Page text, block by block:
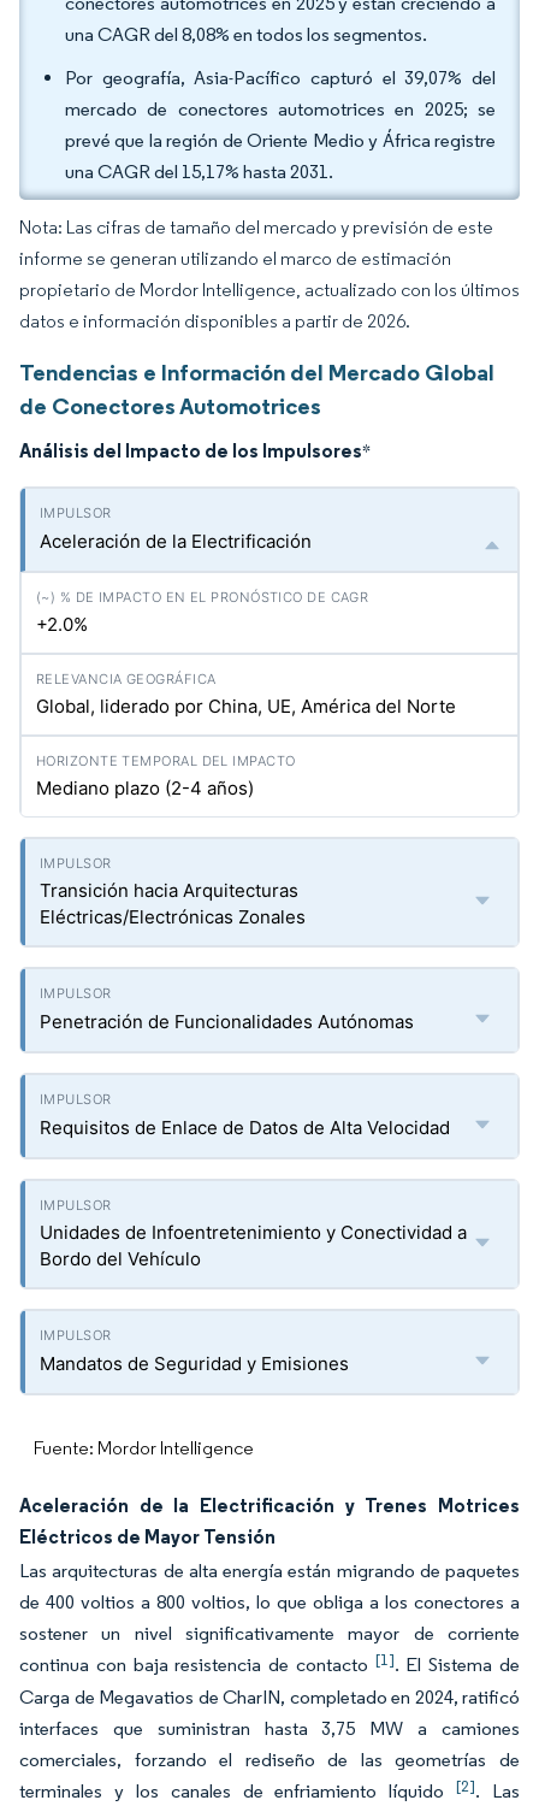
una CAGR del 8,08% en todos los segmentos.
Por geografía, Asia-Pacífico capturó el 39,07% del
mercado de conectores automotrices en 2025; se
prevé que la región de Oriente Medio y África registre
una CAGR del 15,17% hasta 2031.
Nota: Las cifras de tamaño del mercado y previsión de este
informe se generan utilizando el marco de estimación
propietario de Mordor Intelligence, actualizado con los últimos
datos e información disponibles a partir de 2026.
Tendencias e Información del Mercado Global
de Conectores Automotrices
Análisis del Impacto de los Impulsores*
Aceleración de la Electrificación
+2.0%
Global, liderado por China, UE, América del Norte
Mediano plazo (2-4 años)
Transición hacia Arquitecturas
Eléctricas/Electrónicas Zonales
Penetración de Funcionalidades Autónomas
Requisitos de Enlace de Datos de Alta Velocidad
Unidades de Infoentretenimiento y Conectividad a
Bordo del Vehículo
Mandatos de Seguridad y Emisiones
Fuente: Mordor Intelligence
Aceleración de la Electrificación y Trenes Motrices
Eléctricos de Mayor Tensión
Las arquitecturas de alta energía están migrando de paquetes
de 400 voltios a 800 voltios, lo que obliga a los conectores a
sostener un nivel significativamente mayor de corriente
continua con baja resistencia de contacto [1]. El Sistema de
Carga de Megavatios de CharIN, completado en 2024, ratificó
interfaces que suministran hasta 3,75 MW a camiones
comerciales, forzando el rediseño de las geometrías de
terminales y los canales de enfriamiento líquido[2]. Las